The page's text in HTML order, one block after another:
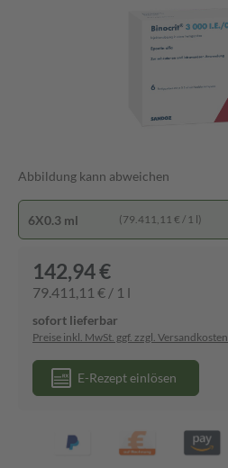
Abbildung kann abweichen
6X0.3 ml (79.411,11 € / 1 l)
142,94 €
79.411,11 € / 1 l
sofort lieferbar
Preise inkl. MwSt. ggf. zzgl. Versandkosten
E-Rezept einlösen